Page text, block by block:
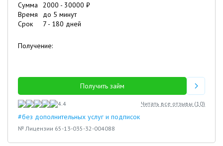
Сумма 2000 - 30000 ₽
Время
до 5 минут
Срок
7 - 180 дней
Получение:
Получить займ
4.4 Читать все отзывы (10)
#без дополнительных услуг и подписок
№ Лицензии 65-13-035-32-004088